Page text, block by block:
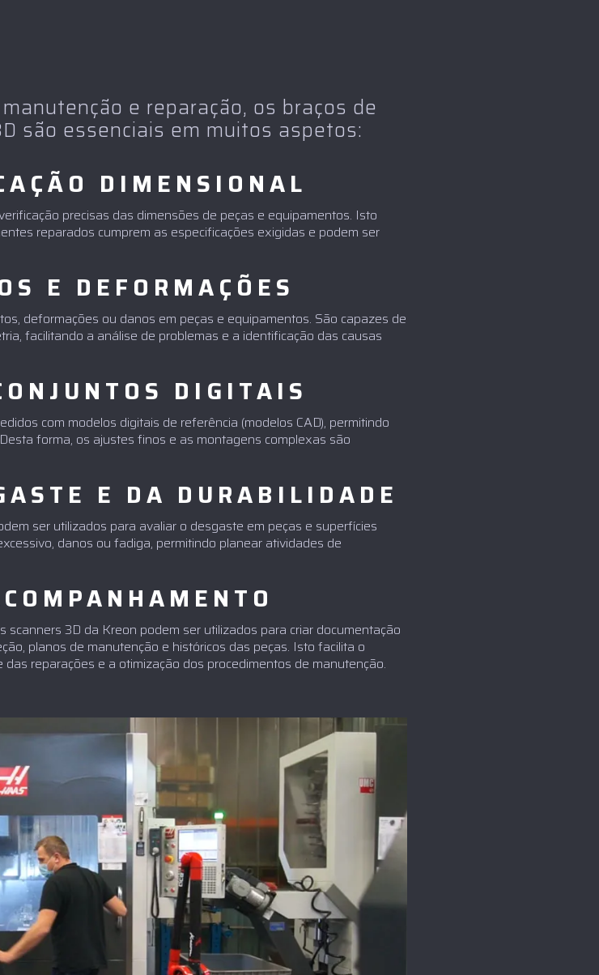
e reparação, os braços de
são essenciais em muitos aspetos:
DIMENSIONAL
precisas das dimensões de peças e equipamentos. Isto
reparados cumprem as especificações exigidas e podem ser
E DEFORMAÇÕES
deformações ou danos em peças e equipamentos. São capazes de
facilitando a análise de problemas e a identificação das causas
DIGITAIS
com modelos digitais de referência (modelos CAD), permitindo
forma, os ajustes finos e as montagens complexas são
E DA DURABILIDADE
ser utilizados para avaliar o desgaste em peças e superfícies
danos ou fadiga, permitindo planear atividades de
scanners 3D da Kreon podem ser utilizados para criar documentação
planos de manutenção e históricos das peças. Isto facilita o
reparações e a otimização dos procedimentos de manutenção.